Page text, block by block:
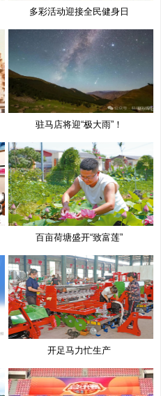
多彩活动迎接全民健身日
驻马店将迎“极大雨”！
百亩荷塘盛开“致富莲”
开足马力忙生产